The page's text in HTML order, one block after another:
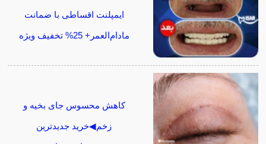
ایمپلنت اقساطی با ضمانت
مادام‌العمر+ 25% تخفیف ویژه
کاهش محسوس جای بخیه و
زخم◀خرید جدیدترین